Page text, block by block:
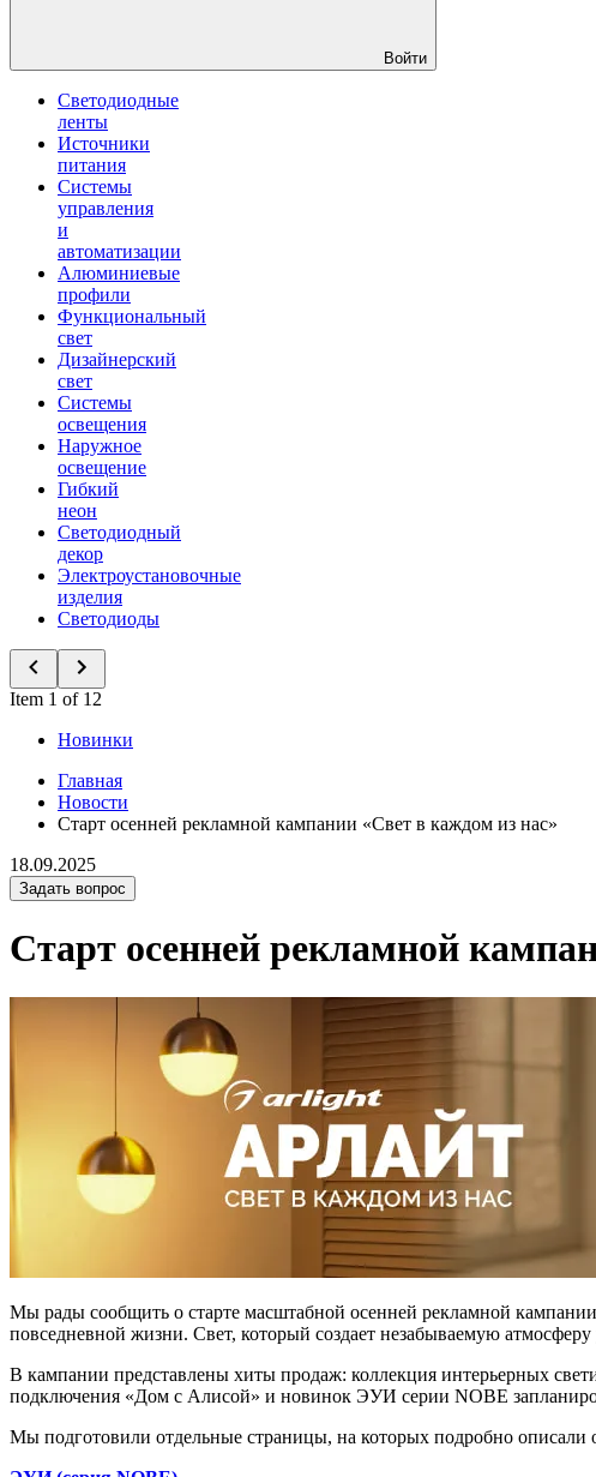
Войти
Светодиодные
ленты
Источники
питания
Системы
управления
и
автоматизации
Алюминиевые
профили
Функциональный
свет
Дизайнерский
свет
Системы
освещения
Наружное
освещение
Гибкий
неон
Светодиодный
декор
Электроустановочные
изделия
Светодиоды
Item 1 of 12
Новинки
Главная
Новости
Старт осенней рекламной кампании «Свет в каждом из нас»
18.09.2025
Задать вопрос
Старт осенней рекламной
Мы рады сообщить о старте масштабной осенней рекламной
повседневной жизни. Свет, который создает незабываемую
В кампании представлены хиты продаж: коллекция интерьерных
подключения «Дом с Алисой» и новинок ЭУИ серии NOBE
Мы подготовили отдельные страницы, на которых подробно описали